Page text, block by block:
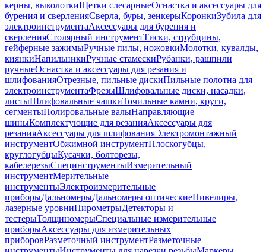
керны, выколоткиЩетки слесарныеОснастка и аксессуары для
бурения и сверленияСверла, буры, зенкерыКоронкиЗубила для
электроинструментаАксессуары для бурения и
сверленияСтолярный инструментТиски, струбцины,
гейферные зажимыРучные пилы, ножовкиМолотки, кувалды,
киянкиНапильникиРучные стамескиРубанки, рашпили
ручныеОснастка и аксессуары для резания и
шлифованияОтрезные, пильные дискиПильные полотна для
электроинструментаФрезыШлифовальные диски, насадки,
листыШлифовальные чашкиТочильные камни, круги,
сегментыПолировальные валыНаправляющие
шиныКомплектующие для резанияАксессуары для
резанияАксессуары для шлифованияЭлектромонтажный
инструментОбжимной инструментПлоскогубцы,
круглогубцыКусачки, болторезы,
кабелерезыСпецинструментыИзмерительный
инструментМерительные
инструментыЭлектроизмерительные
приборыДальномерыДальномеры оптическиеНивелиры,
лазерные уровниПирометрыДетекторы и
тестерыТолщиномерыСпециальные измерительные
приборыАксессуары для измерительных
приборовРазметочный инструментРазметочные